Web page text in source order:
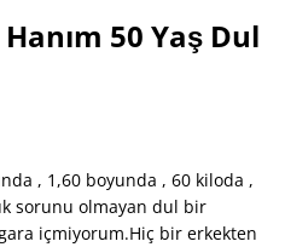
50 Yaş Dul
, 1,60 boyunda , 60 kiloda ,
sorunu olmayan dul bir
içmiyorum.Hiç bir erkekten